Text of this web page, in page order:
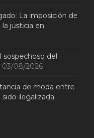
La imposición de
la justicia en
sospechoso del
03/08/2026
de moda entre
ilegalizada